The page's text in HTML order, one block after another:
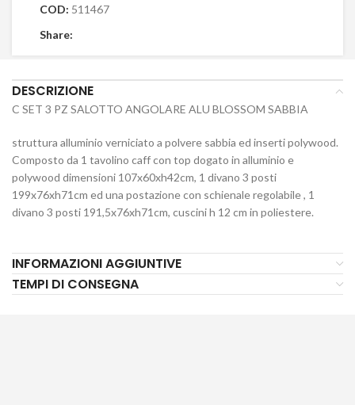
COD: 511467
Share:
DESCRIZIONE
C SET 3 PZ SALOTTO ANGOLARE ALU BLOSSOM SABBIA
struttura alluminio verniciato a polvere sabbia ed inserti polywood.
Composto da 1 tavolino caff con top dogato in alluminio e
polywood dimensioni 107x60xh42cm, 1 divano 3 posti
199x76xh71cm ed una postazione con schienale regolabile , 1
divano 3 posti 191,5x76xh71cm, cuscini h 12 cm in poliestere.
INFORMAZIONI AGGIUNTIVE
TEMPI DI CONSEGNA